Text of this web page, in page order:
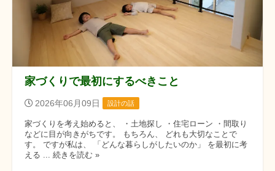
家づくりで最初にするべきこと
2026年06月09日 設計の話
家づくりを考え始めると、 ・土地探し ・住宅ローン ・間取り
などに目が向きがちです。 もちろん、 どれも大切なことで
す。 ですが私は、 「どんな暮らしがしたいのか」 を最初に考
える ... 続きを読む »